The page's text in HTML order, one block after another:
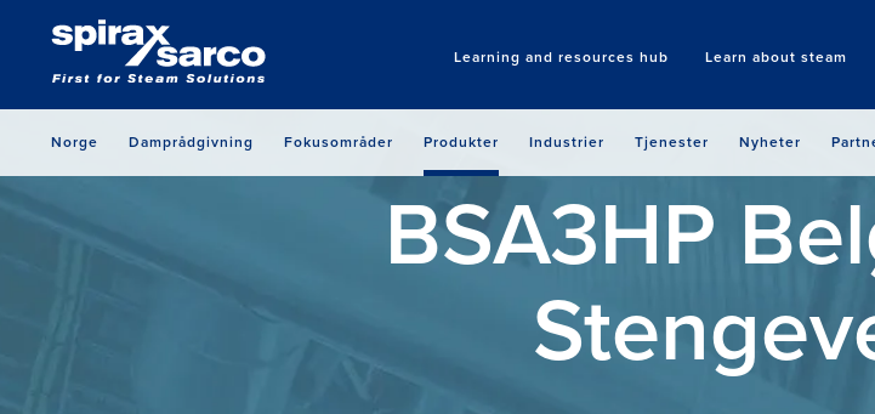
Learning and resources hub Learn about steam
Norge Damprådgivning Fokusområder Produkter Industrier Tjenester Nyheter
BSA3HP